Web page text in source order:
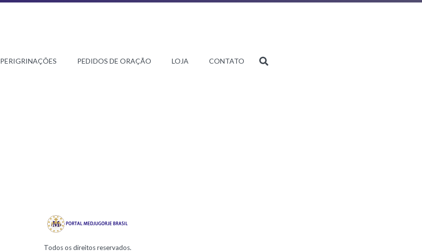
PERIGRINAÇÕES PEDIDOS DE ORAÇÃO LOJA CONTATO
Todos os direitos reservados.